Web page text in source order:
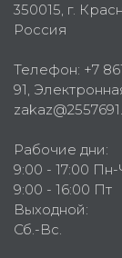
350015, г.
Россия
Телефон: +7
91,
Рабочие дни:
9:00 - 17:00 Пн-
9:00 - 16:00 Пт
Выходной:
Сб.-Вс.